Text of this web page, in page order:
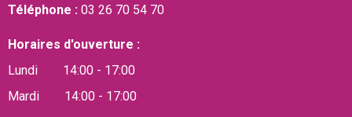
Téléphone : 03 26 70 54 70
Horaires d'ouverture :
Lundi 14:00 - 17:00
Mardi 14:00 - 17:00